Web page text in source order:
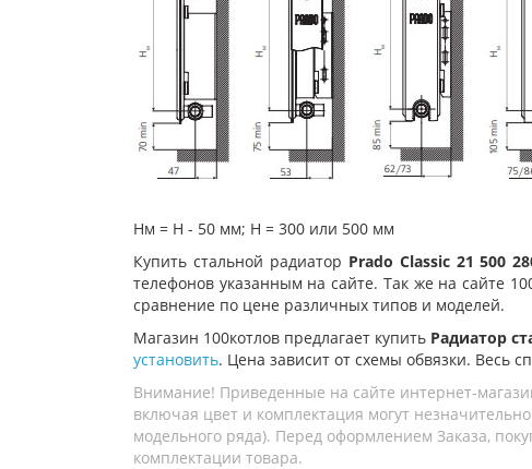
Нм = Н - 50 мм; Н = 300 или 500 мм
Купить стальной радиатор Prado Classic 21 500
телефонов указанным на сайте. Так же на сайте
сравнение по цене различных типов и моделей.
Магазин 100котлов предлагает купить Радиатор
установить. Цена зависит от схемы обвязки. Весь
Внимание! Приведенные на сайте интернет-
включая цвет и комплектация могут
модельного ряда). Перед оформлением Заказа,
комплектации товара.